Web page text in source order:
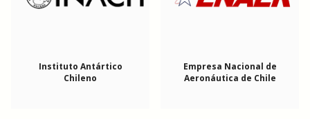
Instituto Antártico
Chileno
Empresa Nacional de
Aeronáutica de Chile